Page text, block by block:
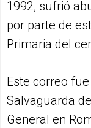
1992, sufrió
por parte de
Primaria del
Este correo
Salvaguarda
General en